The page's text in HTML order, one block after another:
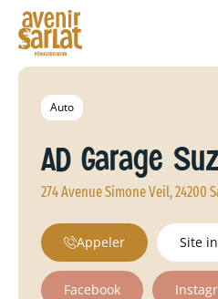
Auto
AD Garage
274 Avenue Simone Veil, 24200
Appeler Site
Facebook